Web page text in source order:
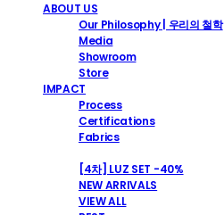
ABOUT US
Our Philosophy | 우리의 철학
Media
Showroom
Store
IMPACT
Process
Certifications
Fabrics
[4차] LUZ SET -40%
NEW ARRIVALS
VIEW ALL